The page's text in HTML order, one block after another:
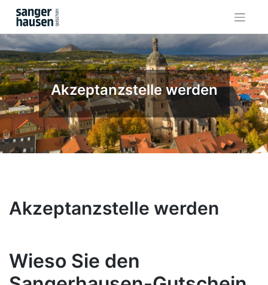
content
Akzeptanzstelle werden
Akzeptanzstelle werden
Wieso Sie den